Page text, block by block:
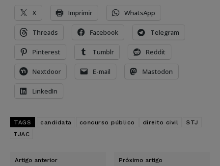
X Imprimir WhatsApp
Threads Facebook Telegram
Pinterest Tumblr Reddit
Nextdoor E-mail Mastodon
LinkedIn
TAGS candidata concurso público direito civil
STJ
TJAC
Artigo anterior Próximo artigo